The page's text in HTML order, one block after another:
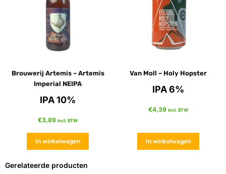
Brouwerij Artemis – Artemis
Imperial NEIPA
IPA 10%
€3,89 incl. BTW
In winkelwagen
Van Moll – Holy Hopster
IPA 6%
€4,39 incl. BTW
In winkelwagen
Gerelateerde producten